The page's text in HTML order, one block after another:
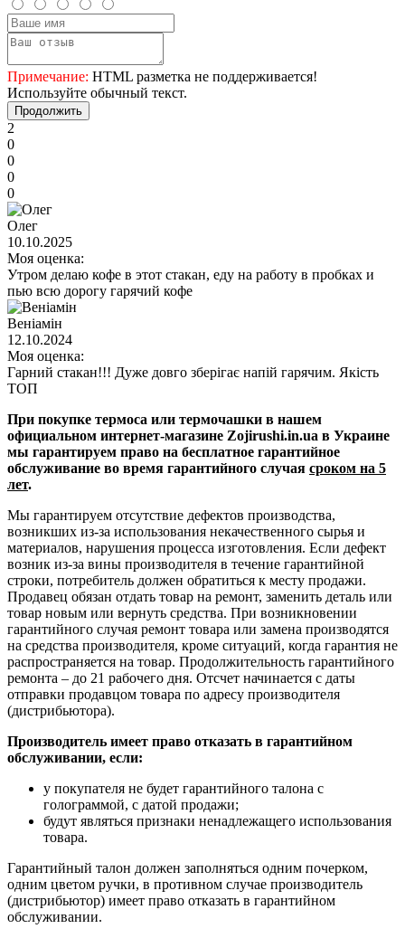
Примечание: HTML разметка не поддерживается!
Используйте обычный текст.
Продолжить
2
0
0
0
0
Олег
10.10.2025
Моя оценка:
Утром делаю кофе в этот стакан, еду на работу в пробках и
пью всю дорогу гарячий кофе
Веніамін
12.10.2024
Моя оценка:
Гарний стакан!!! Дуже довго зберігає напій гарячим. Якість
ТОП
При покупке термоса или термочашки в нашем
официальном интернет-магазине Zojirushi.in.ua в Украине
мы гарантируем право на бесплатное гарантийное
обслуживание во время гарантийного случая сроком на 5
лет.
Мы гарантируем отсутствие дефектов производства,
возникших из-за использования некачественного сырья и
материалов, нарушения процесса изготовления. Если дефект
возник из-за вины производителя в течение гарантийной
строки, потребитель должен обратиться к месту продажи.
Продавец обязан отдать товар на ремонт, заменить деталь или
товар новым или вернуть средства. При возникновении
гарантийного случая ремонт товара или замена производятся
на средства производителя, кроме ситуаций, когда гарантия не
распространяется на товар. Продолжительность гарантийного
ремонта – до 21 рабочего дня. Отсчет начинается с даты
отправки продавцом товара по адресу производителя
(дистрибьютора).
Производитель имеет право отказать в гарантийном
обслуживании, если:
у покупателя не будет гарантийного талона с
голограммой, с датой продажи;
будут являться признаки ненадлежащего использования
товара.
Гарантийный талон должен заполняться одним почерком,
одним цветом ручки, в противном случае производитель
(дистрибьютор) имеет право отказать в гарантийном
обслуживании.